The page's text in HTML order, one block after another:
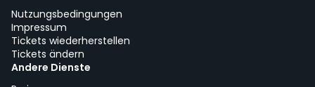
Nutzungsbedingungen
Impressum
Tickets wiederherstellen
Tickets ändern
Andere Dienste